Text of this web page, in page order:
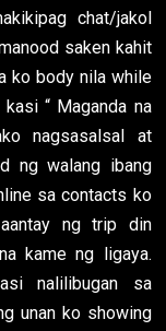
chat/jakol
saken kahit
ko body nila while
“ Maganda na
nagsasalsal at
ng walang ibang
sa contacts ko
ng trip din
kame ng ligaya.
nalilibugan sa
unan ko showing